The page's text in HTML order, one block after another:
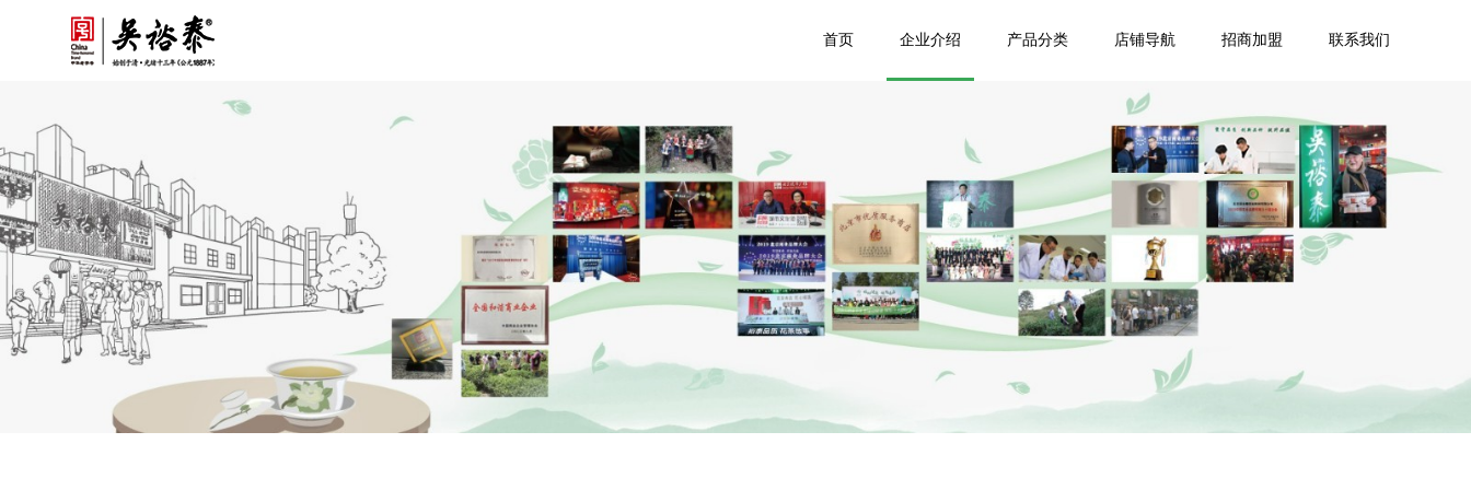
首页 企业介绍 产品分类 店铺导航 招商加盟 联系我们